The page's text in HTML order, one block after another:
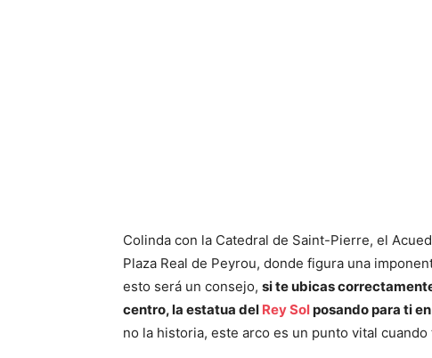
Colinda con la Catedral de Saint-Pierre, el
Plaza Real de Peyrou, donde figura una
esto será un consejo, si te ubicas
centro, la estatua del Rey Solposando para ti
no la historia, este arco es un punto vital